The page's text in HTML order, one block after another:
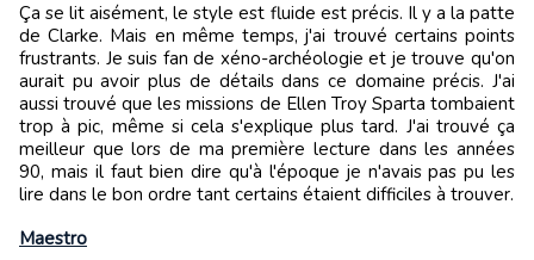
Ça se lit aisément, le style est fluide est précis. Il y a la patte
de Clarke. Mais en même temps, j'ai trouvé certains points
frustrants. Je suis fan de xéno-archéologie et je trouve qu'on
aurait pu avoir plus de détails dans ce domaine précis. J'ai
aussi trouvé que les missions de Ellen Troy Sparta tombaient
trop à pic, même si cela s'explique plus tard. J'ai trouvé ça
meilleur que lors de ma première lecture dans les années
90, mais il faut bien dire qu'à l'époque je n'avais pas pu les
lire dans le bon ordre tant certains étaient difficiles à trouver.
Maestro